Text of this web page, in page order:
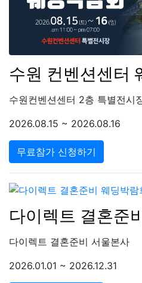
수원 컨벤션센터
수원컨벤션센터 2층 특별전시
2026.08.15 ~ 2026.08.16
무료참가 신청하기
다이렉트 결혼준
다이렉트 결혼준비 서울본사
2026.01.01 ~ 2026.12.31